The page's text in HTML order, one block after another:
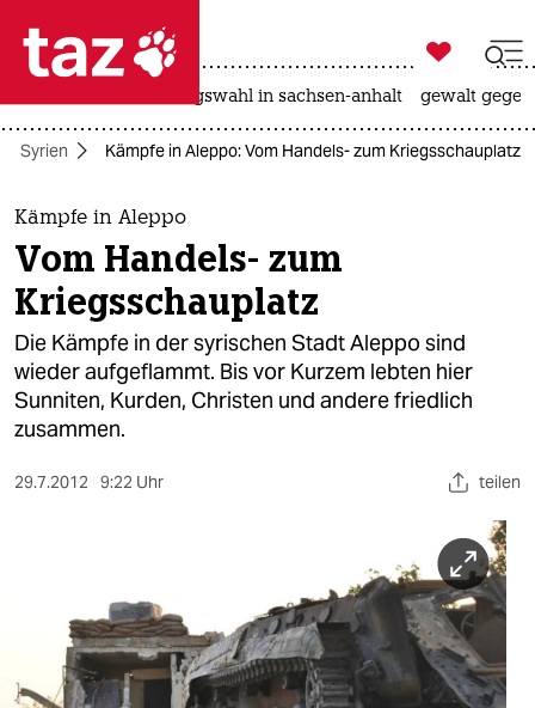
 taz zahl ich
taz zahl ich
themen
politik
öko
gesellschaft
kultur
sport
wahrheit
verlag

taz zahl ich
landtagswahl in sachsen-anhalt gewalt
Syrien Kämpfe in Aleppo: Vom Handels- zum Kriegsschauplatz
Kämpfe in Aleppo
Vom Handels- zum
Kriegsschauplatz
Die Kämpfe in der syrischen Stadt Aleppo sind
wieder aufgeflammt. Bis vor Kurzem lebten hier
Sunniten, Kurden, Christen und andere friedlich
zusammen.
29.7.2012 9:22 Uhr teilen